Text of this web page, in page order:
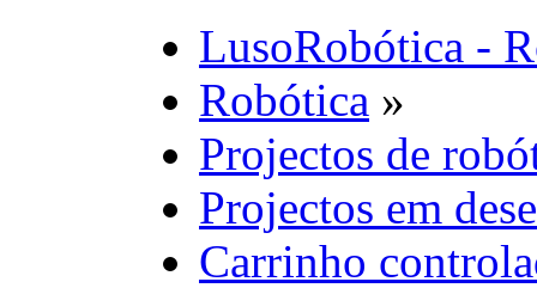
LusoRobótica -
Robótica »
Projectos de
Projectos em
Carrinho